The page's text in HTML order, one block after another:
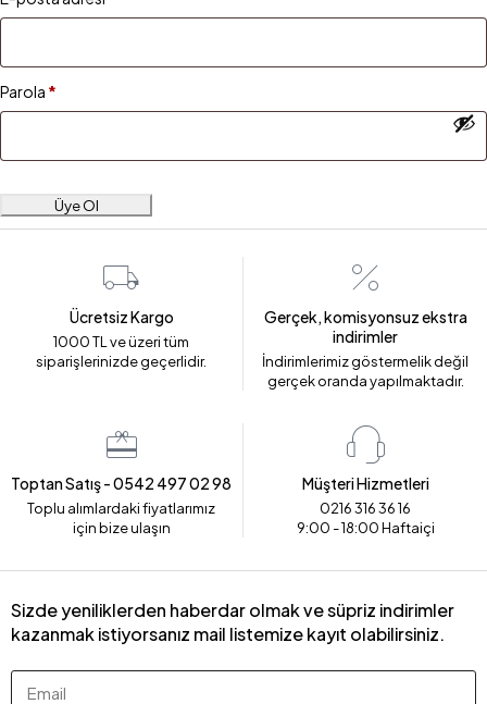
Parola *
Üye Ol
Ücretsiz Kargo
1000 TL ve üzeri tüm
siparişlerinizde geçerlidir.
Gerçek, komisyonsuz ekstra
indirimler
İndirimlerimiz göstermelik değil
gerçek oranda yapılmaktadır.
Toptan Satış - 0542 497 02 98
Toplu alımlardaki fiyatlarımız
için bize ulaşın
Müşteri Hizmetleri
0216 316 36 16
9:00 - 18:00 Haftaiçi
Sizde yeniliklerden haberdar olmak ve süpriz indirimler
kazanmak istiyorsanız mail listemize kayıt olabilirsiniz.